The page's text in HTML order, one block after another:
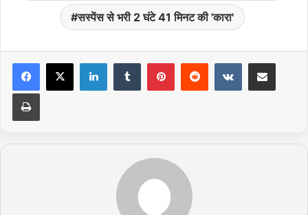
सस्पेंस से भरी 2 घंटे 41 मिनट की 'कारा'